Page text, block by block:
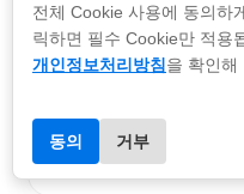
동시 처리:
전체 Cookie 사용에 동의하
릭하면 필수 Cookie만 적용
개인정보처리방침을 확인해
동의 거부